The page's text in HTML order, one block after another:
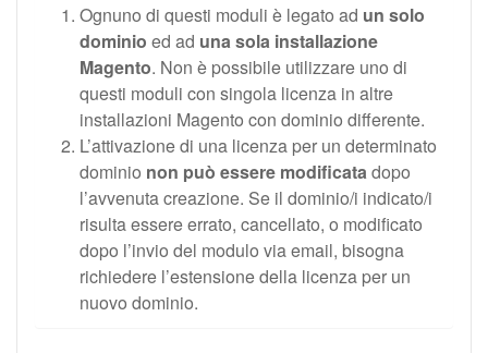
Ognuno di questi moduli è legato ad un solo
dominio ed ad una sola installazione
Magento. Non è possibile utilizzare uno di
questi moduli con singola licenza in altre
installazioni Magento con dominio differente.
L’attivazione di una licenza per un determinato
dominio non può essere modificatadopo
l’avvenuta creazione. Se il dominio/i indicato/i
risulta essere errato, cancellato, o modificato
dopo l’invio del modulo via email, bisogna
richiedere l’estensione della licenza per un
nuovo dominio.